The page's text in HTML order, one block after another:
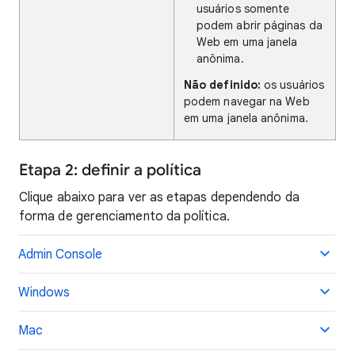
usuários somente
podem abrir páginas da
Web em uma janela
anônima.
Não definido: os usuários
podem navegar na Web
em uma janela anônima.
Etapa 2: definir a política
Clique abaixo para ver as etapas dependendo da
forma de gerenciamento da política.
Admin Console
Windows
Mac